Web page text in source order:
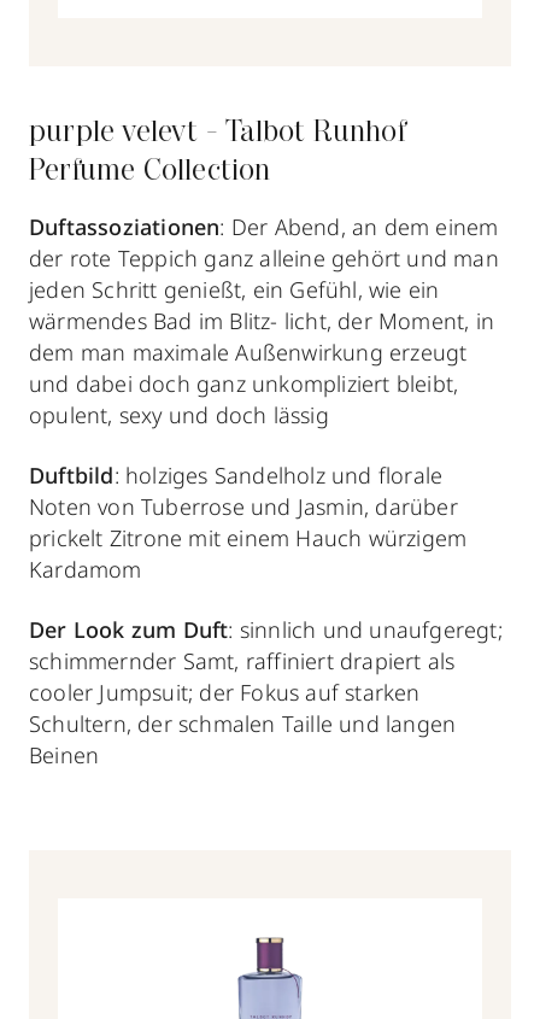
purple velevt - Talbot Runhof
Perfume Collection
Duftassoziationen: Der Abend, an dem einem
der rote Teppich ganz alleine gehört und man
jeden Schritt genießt, ein Gefühl, wie ein
wärmendes Bad im Blitz- licht, der Moment, in
dem man maximale Außenwirkung erzeugt
und dabei doch ganz unkompliziert bleibt,
opulent, sexy und doch lässig
Duftbild: holziges Sandelholz und florale
Noten von Tuberrose und Jasmin, darüber
prickelt Zitrone mit einem Hauch würzigem
Kardamom
Der Look zum Duft: sinnlich und unaufgeregt;
schimmernder Samt, raffiniert drapiert als
cooler Jumpsuit; der Fokus auf starken
Schultern, der schmalen Taille und langen
Beinen